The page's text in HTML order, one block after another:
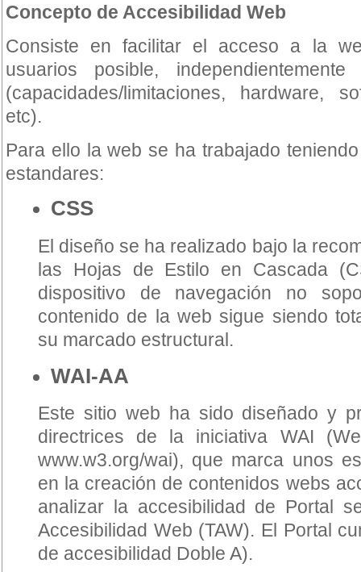
Concepto de Accesibilidad Web
Consiste en facilitar el acceso a la
usuarios posible,
(capacidades/limitaciones, hardware,
etc).
Para ello la web se ha trabajado
estandares:
CSS
El diseño se ha realizado bajo la
las Hojas de Estilo en Cascada
dispositivo de navegación no
contenido de la web sigue siendo
su marcado estructural.
WAI-AA
Este sitio web ha sido diseñado y
directrices de la iniciativa WAI
www.w3.org/wai), que marca unos
en la creación de contenidos webs
analizar la accesibilidad de Portal
Accesibilidad Web (TAW). El Portal
de accesibilidad Doble A).